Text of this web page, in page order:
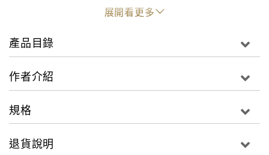
可與Microsoft Office家族軟體功能強大的報表工具、
引導式的計劃及靈活的工具快速整合，獲得更高的生產
力。
本書從專案的管理角度來講解Project 2010作業環境下
例來一一操作演練，從而達到使用Project 2010作業環
展開看更多
產品目錄
作者介紹
規格
退貨說明